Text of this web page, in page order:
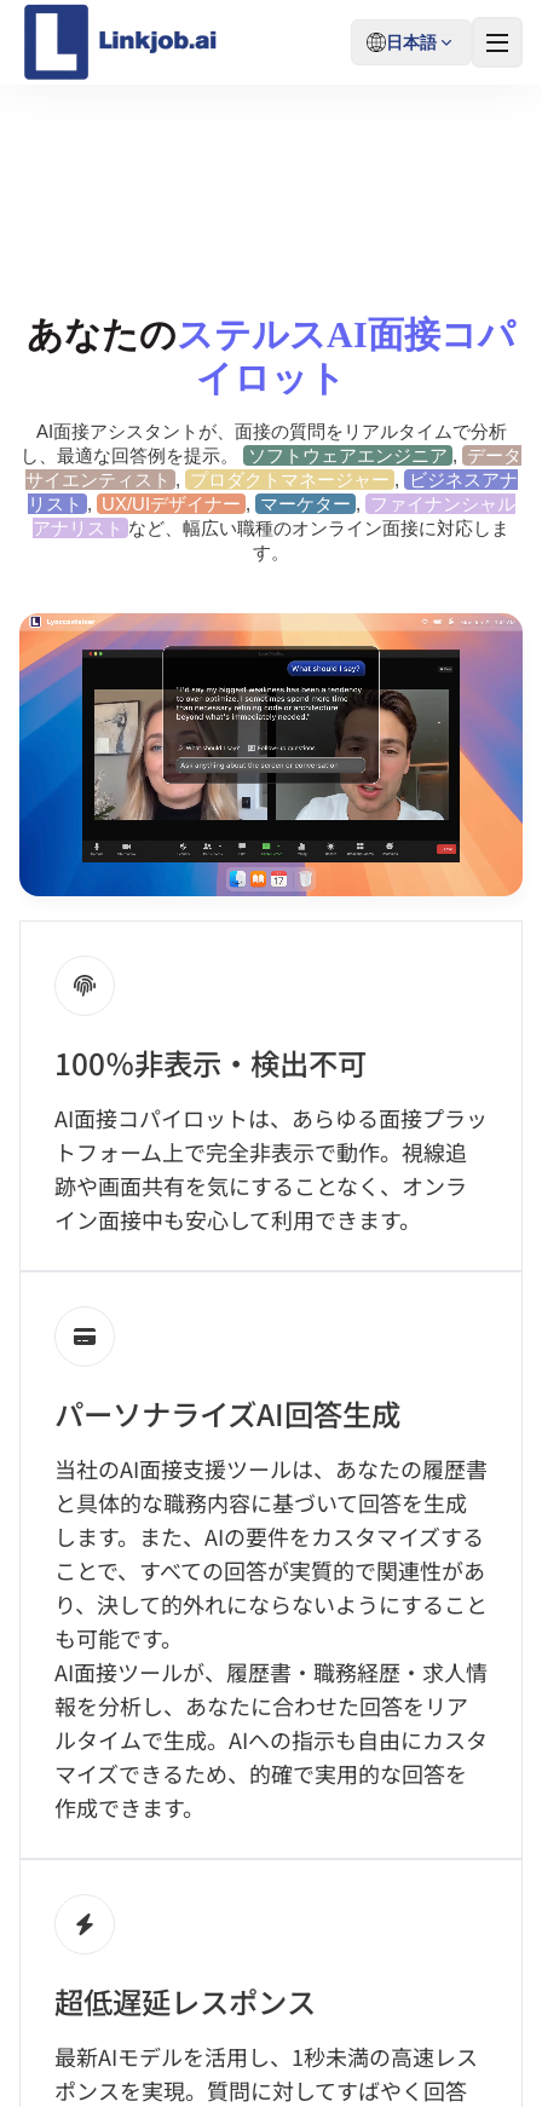
日本語
あなたのステルスAI面接コパ
イロット
AI面接アシスタントが、面接の質問をリアルタイムで分析
し、最適な回答例を提示。
ソフトウェアエンジニア , データ
サイエンティスト , プロダクトマネージャー ,
ビジネスアナ
リスト , UX/UIデザイナー , マーケター ,
ファイナンシャル
アナリスト など、幅広い職種のオンライン面接に対応しま
す。​
100％非表示・検出不可
AI面接コパイロットは、あらゆる面接プラッ
トフォーム上で完全非表示で動作。視線追
跡や画面共有を気にすることなく、オンラ
イン面接中も安心して利用できます。
パーソナライズAI回答生成
当社のAI面接支援ツールは、あなたの履歴書
と具体的な職務内容に基づいて回答を生成
します。また、AIの要件をカスタマイズする
ことで、すべての回答が実質的で関連性があ
り、決して的外れにならないようにすること
も可能です。
AI面接ツールが、履歴書・職務経歴・求人情
報を分析し、あなたに合わせた回答をリア
ルタイムで生成。AIへの指示も自由にカスタ
マイズできるため、的確で実用的な回答を
作成できます。
超低遅延レスポンス
最新AIモデルを活用し、1秒未満の高速レス
ポンスを実現。質問に対してすばやく回答